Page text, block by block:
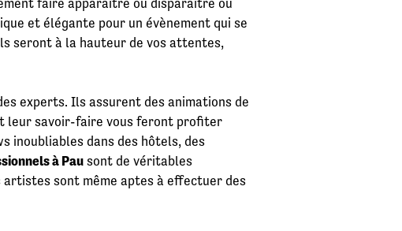
faire apparaître ou disparaître ou
et élégante pour un évènement qui se
seront à la hauteur de vos attentes,
experts. Ils assurent des animations de
leur savoir-faire vous feront profiter
inoubliables dans des hôtels, des
à Pausont de véritables
sont même aptes à effectuer des